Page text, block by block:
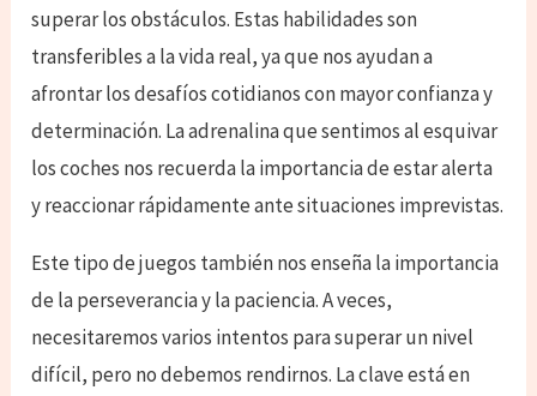
superar los obstáculos. Estas habilidades son
transferibles a la vida real, ya que nos ayudan a
afrontar los desafíos cotidianos con mayor confianza y
determinación. La adrenalina que sentimos al esquivar
los coches nos recuerda la importancia de estar alerta
y reaccionar rápidamente ante situaciones imprevistas.
Este tipo de juegos también nos enseña la importancia
de la perseverancia y la paciencia. A veces,
necesitaremos varios intentos para superar un nivel
difícil, pero no debemos rendirnos. La clave está en